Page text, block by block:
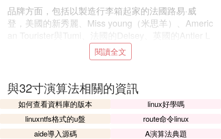
品牌方面，包括以製造行李箱起家的法國路易·威
登，美國的新秀麗、Miss young（米思羊）、Americ
an Tourister與Tumi、法國的Delsey、英國的Antler L
uggage及德國的Rimowa中國的RIBEN ITO（艾蝶
爾）德國的LANDLINE（旅路）等。
B. 電視大小怎麼算尺寸
電視對於大家來說並不陌生，市場上銷售的電視，大
小不同，尺寸各異。不過你知道電視的尺寸是怎麼算
的嗎?
閱讀全文
與32寸演算法相關的資訊
如何查看資料庫的版本
linux好學嗎
linuxntfs格式的u盤
route命令linux
aide導入源碼
A演算法典題